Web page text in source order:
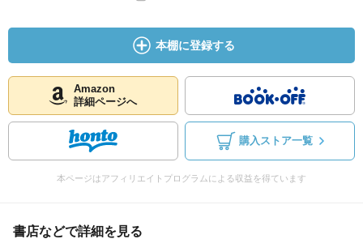
本棚に登録する
Amazon
詳細ページへ
購入ストア一覧
本ページはアフィリエイトプログラムによる収益を得ています
書店などで詳細を見る